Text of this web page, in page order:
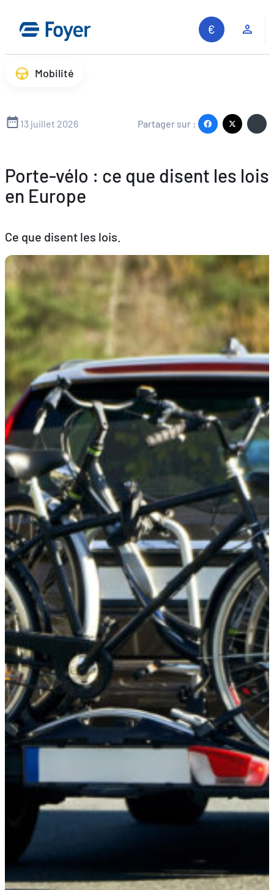
contenu
Recherche sur le site
Mobilité
13 juillet 2026 Partager sur :
Porte-vélo : ce que disent les lois
en Europe
Ce que disent les lois.